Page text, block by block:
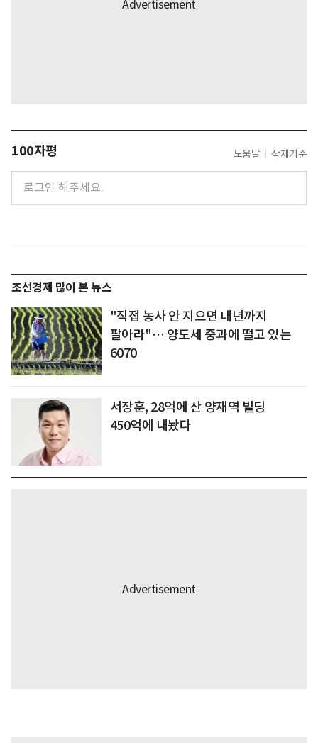
100자평 도움말 삭제기준
조선경제 많이 본 뉴스
"직접 농사 안 지으면 내년까지
팔아라"… 양도세 중과에 떨고 있는
6070
서장훈, 28억에 산 양재역 빌딩
450억에 내놨다